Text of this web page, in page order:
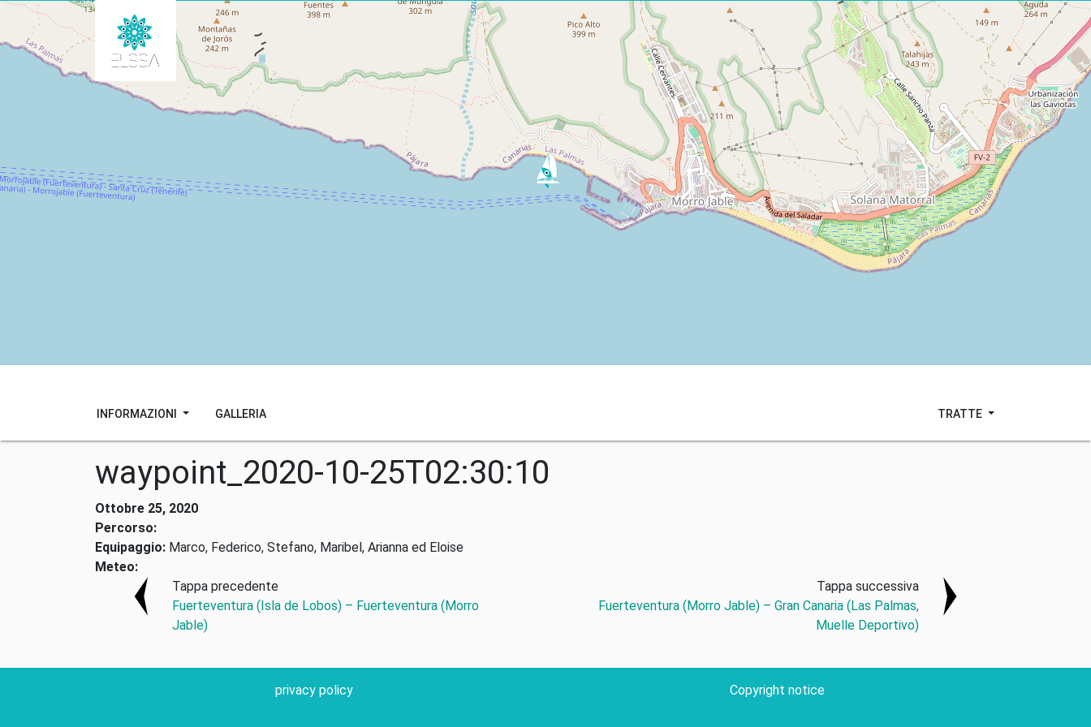
INFORMAZIONI GALLERIA TRATTE
waypoint_2020-10-25T02:30:10
Ottobre 25, 2020
Percorso:
Equipaggio: Marco, Federico, Stefano, Maribel, Arianna ed Eloise
Meteo:
Tappa precedente
Fuerteventura (Isla de Lobos) – Fuerteventura (Morro
Jable)
Tappa successiva
Fuerteventura (Morro Jable) – Gran Canaria (Las Palmas,
Muelle Deportivo)
privacy policy Copyright notice